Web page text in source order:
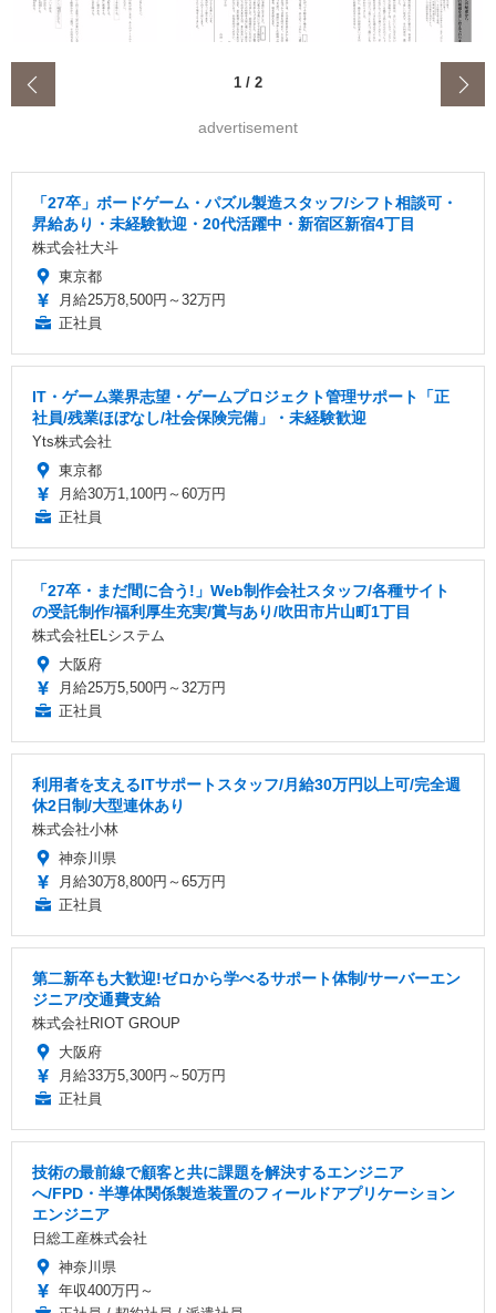
1 / 2
advertisement
「27卒」ボードゲーム・パズル製造スタッフ/シフト相談可・
昇給あり・未経験歓迎・20代活躍中・新宿区新宿4丁目
株式会社大斗
東京都
月給25万8,500円～32万円
正社員
IT・ゲーム業界志望・ゲームプロジェクト管理サポート「正
社員/残業ほぼなし/社会保険完備」・未経験歓迎
Yts株式会社
東京都
月給30万1,100円～60万円
正社員
「27卒・まだ間に合う!」Web制作会社スタッフ/各種サイト
の受託制作/福利厚生充実/賞与あり/吹田市片山町1丁目
株式会社ELシステム
大阪府
月給25万5,500円～32万円
正社員
利用者を支えるITサポートスタッフ/月給30万円以上可/完全週
休2日制/大型連休あり
株式会社小林
神奈川県
月給30万8,800円～65万円
正社員
第二新卒も大歓迎!ゼロから学べるサポート体制/サーバーエン
ジニア/交通費支給
株式会社RIOT GROUP
大阪府
月給33万5,300円～50万円
正社員
技術の最前線で顧客と共に課題を解決するエンジニア
へ/FPD・半導体関係製造装置のフィールドアプリケーション
エンジニア
日総工産株式会社
神奈川県
年収400万円～